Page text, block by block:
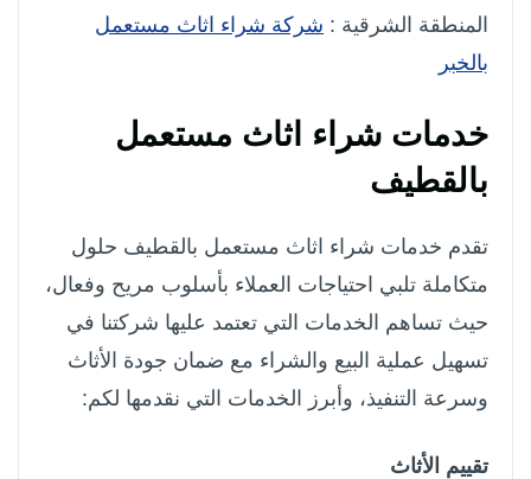
المنطقة الشرقية : شركة شراء اثاث مستعمل
بالخبر
خدمات شراء اثاث مستعمل
بالقطيف
تقدم خدمات شراء اثاث مستعمل بالقطيف حلول
متكاملة تلبي احتياجات العملاء بأسلوب مريح وفعال،
حيث تساهم الخدمات التي تعتمد عليها شركتنا في
تسهيل عملية البيع والشراء مع ضمان جودة الأثاث
وسرعة التنفيذ، وأبرز الخدمات التي نقدمها لكم:
تقييم الأثاث